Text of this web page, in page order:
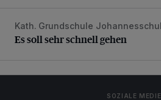
Es soll sehr schnell gehen
Kath. Grundschule
Es soll sehr schnell gehen
SOZIALE